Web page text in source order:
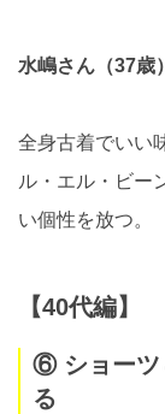
水嶋さん（37歳）
全身古着でいい
ル・エル・ビー
い個性を放つ。
【40代編】
⑥ ショーツ
る